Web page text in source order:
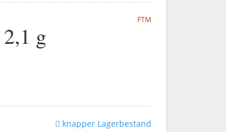
FTM
g
knapper Lagerbestand